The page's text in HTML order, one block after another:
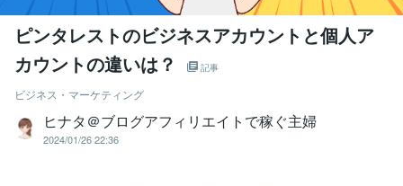
ピンタレストのビジネスアカウントと個人ア
カウントの違いは？
記事
ビジネス・マーケティング
ヒナタ＠ブログアフィリエイトで稼ぐ主婦
2024/01/26 22:36